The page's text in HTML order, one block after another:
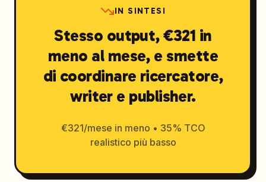
IN SINTESI
Stesso output, €321 in
meno al mese, e smette
di coordinare ricercatore,
writer e publisher.
€321/mese in meno • 35% TCO
realistico più basso